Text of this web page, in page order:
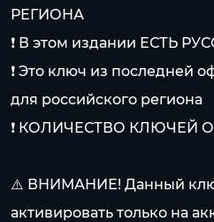
РЕГИОНА
❗ В этом издании ЕСТЬ
❗ Это ключ из последней
для российского региона
❗ КОЛИЧЕСТВО КЛЮЧЕЙ
⚠️ ВНИМАНИЕ! Данный
активировать только на